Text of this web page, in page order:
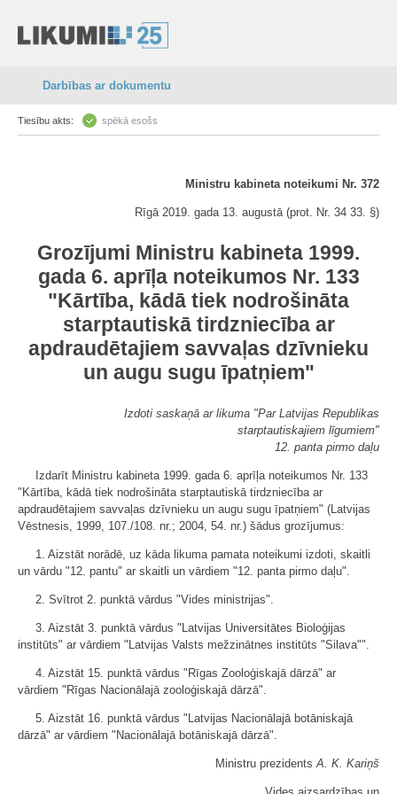
Darbības ar dokumentu
Tiesību akts: spēkā esošs
Ministru kabineta noteikumi Nr. 372
Rīgā 2019. gada 13. augustā (prot. Nr. 34 33. §)
Grozījumi Ministru kabineta 1999.
gada 6. aprīļa noteikumos Nr. 133
"Kārtība, kādā tiek nodrošināta
starptautiskā tirdzniecība ar
apdraudētajiem savvaļas dzīvnieku
un augu sugu īpatņiem"
Izdoti saskaņā ar likuma "Par Latvijas Republikas
starptautiskajiem līgumiem"
12. panta pirmo daļu
Izdarīt Ministru kabineta 1999. gada 6. aprīļa noteikumos Nr. 133
"Kārtība, kādā tiek nodrošināta starptautiskā tirdzniecība ar
apdraudētajiem savvaļas dzīvnieku un augu sugu īpatņiem" (Latvijas
Vēstnesis, 1999, 107./108. nr.; 2004, 54. nr.) šādus grozījumus:
1. Aizstāt norādē, uz kāda likuma pamata noteikumi izdoti, skaitli
un vārdu "12. pantu" ar skaitli un vārdiem "12. panta pirmo daļu".
2. Svītrot 2. punktā vārdus "Vides ministrijas".
3. Aizstāt 3. punktā vārdus "Latvijas Universitātes Bioloģijas
institūts" ar vārdiem "Latvijas Valsts mežzinātnes institūts "Silava"".
4. Aizstāt 15. punktā vārdus "Rīgas Zooloģiskajā dārzā" ar
vārdiem "Rīgas Nacionālajā zooloģiskajā dārzā".
5. Aizstāt 16. punktā vārdus "Latvijas Nacionālajā botāniskajā
dārzā" ar vārdiem "Nacionālajā botāniskajā dārzā".
Ministru prezidentsA. K. Kariņš